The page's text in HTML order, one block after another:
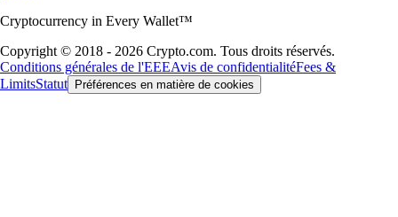
Cryptocurrency in Every Wallet™
Copyright © 2018 - 2026 Crypto.com. Tous droits réservés.
Conditions générales de l'EEEAvis de confidentialitéFees &
LimitsStatut Préférences en matière de cookies